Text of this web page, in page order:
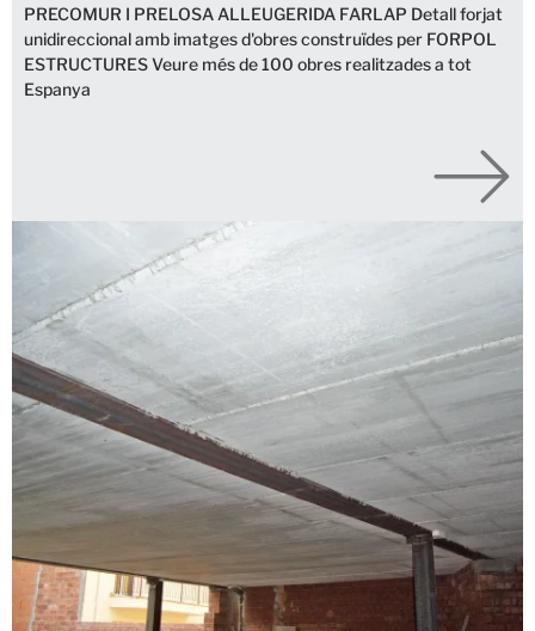
PRECOMUR I PRELOSA ALLEUGERIDA FARLAP Detall forjat
unidireccional amb imatges d'obres construïdes per FORPOL
ESTRUCTURES Veure més de 100 obres realitzades a tot
Espanya